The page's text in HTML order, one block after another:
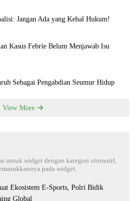
Jangan Ada yang Kebal Hukum!
Kasus Febrie Belum Menjawab Isu
Sebagai Pengabdian Seumur Hidup
View More
untuk widget dengan kategori otomotif,
pada widget.